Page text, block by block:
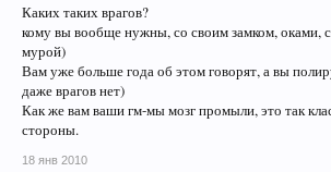
Каких таких врагов?
кому вы вообще нужны, со своим замком, оками,
мурой)
Вам уже больше года об этом говорят, а вы
даже врагов нет)
Как же вам ваши гм-мы мозг промыли, это так
стороны.
18 янв 2010